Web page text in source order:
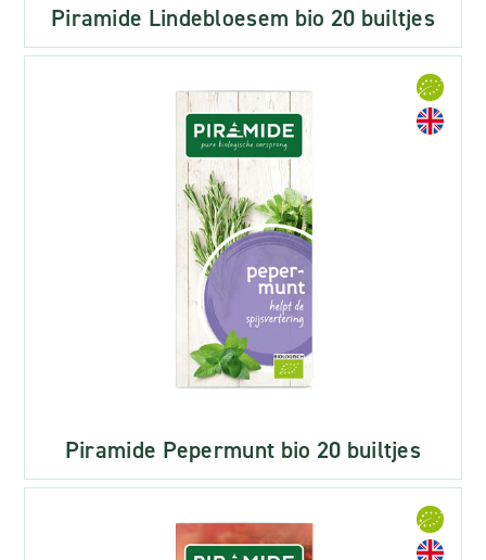
Piramide Lindebloesem bio 20 builtjes
Piramide Pepermunt bio 20 builtjes